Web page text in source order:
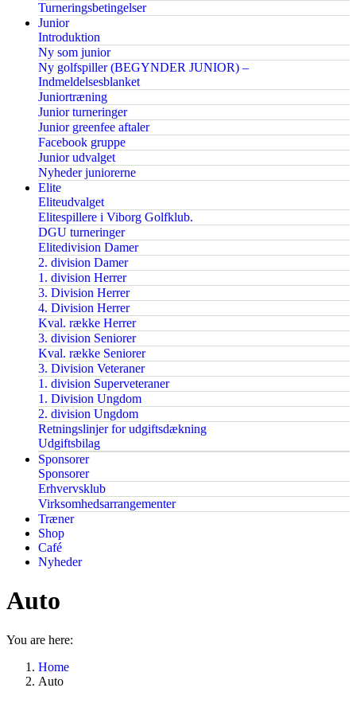
Turneringsbetingelser
Junior
Introduktion
Ny som junior
Ny golfspiller (BEGYNDER JUNIOR) –
Indmeldelsesblanket
Juniortræning
Junior turneringer
Junior greenfee aftaler
Facebook gruppe
Junior udvalget
Nyheder juniorerne
Elite
Eliteudvalget
Elitespillere i Viborg Golfklub.
DGU turneringer
Elitedivision Damer
2. division Damer
1. division Herrer
3. Division Herrer
4. Division Herrer
Kval. række Herrer
3. division Seniorer
Kval. række Seniorer
3. Division Veteraner
1. division Superveteraner
1. Division Ungdom
2. division Ungdom
Retningslinjer for udgiftsdækning
Udgiftsbilag
Sponsorer
Sponsorer
Erhvervsklub
Virksomhedsarrangementer
Træner
Shop
Café
Nyheder
Auto
You are here:
Home
Auto